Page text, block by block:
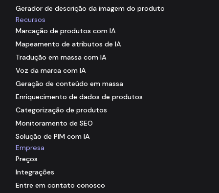
Empresa
Preços
Integrações
Entre em contato conosco
Gerador de descrição da imagem do produto
Recursos
Marcação de produtos com IA
Mapeamento de atributos de IA
Tradução em massa com IA
Voz da marca com IA
Geração de conteúdo em massa
Enriquecimento de dados de produtos
Categorização de produtos
Monitoramento de SEO
Solução de PIM com IA